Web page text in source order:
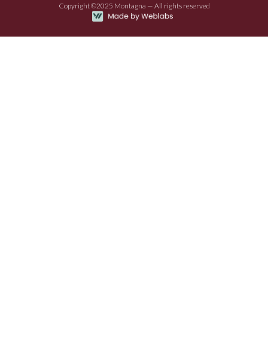
Copyright ©2025 Montagna — All rights reserved